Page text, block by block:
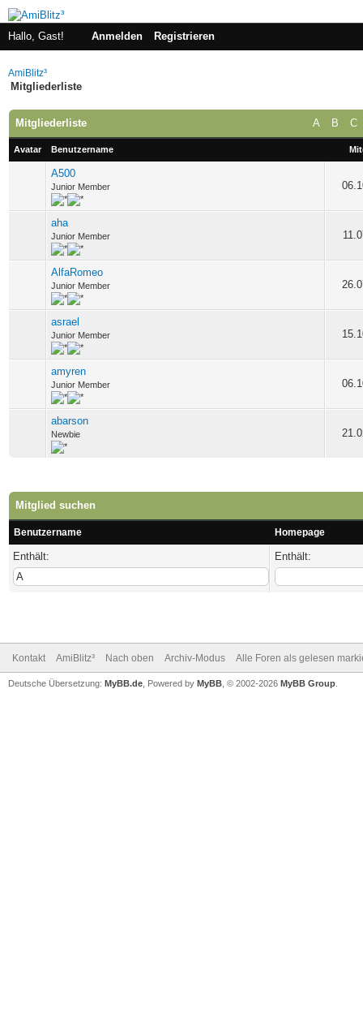
Hallo, Gast! Anmelden Registrieren
AmiBlitz³
Mitgliederliste
A B C
Mitgliederliste
Avatar Benutzername
A500
Junior Member
aha
Junior Member
AlfaRomeo
Junior Member
asrael
Junior Member
amyren
Junior Member
abarson
Newbie
Mitglied suchen
Benutzername Homepage
Enthält: Enthält:
Kontakt AmiBlitz³ Nach oben Archiv-Modus Alle Foren als gelesen
Deutsche Übersetzung: MyBB.de , Powered by MyBB , © 2002-2026 MyBB Group